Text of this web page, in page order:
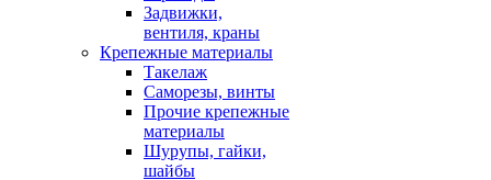
Задвижки,
вентиля, краны
Крепежные материалы
Такелаж
Саморезы, винты
Прочие крепежные
материалы
Шурупы, гайки,
шайбы